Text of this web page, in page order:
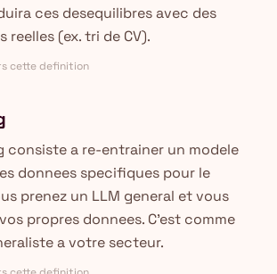
ces desequilibres avec des
reelles (ex. tri de CV).
cette definition
consiste a re-entrainer un modele
donnees specifiques pour le
prenez un LLM general et vous
propres donnees. C'est comme
a votre secteur.